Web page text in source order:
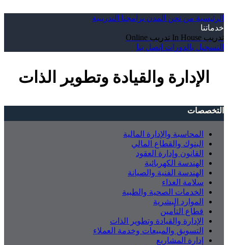
الرئيسية من نحن المدن برامجنا التدريبية
خدماتنا
تدريب In House
تدريب Online
التسجيل بالدورات إتصل بنا
الإدارة والقيادة وتطوير الذات
التخصصات
المحاسبة والإدارة المالية
البنوك والقطاع المالي
القانون وإدارة العقود
الهندسة الكهربائية
الهندسة الفنية والصيانة
سلامة الغذاء
الخدمات الصحية والطبية
الموارد البشرية
قطاع التأمين
الإدارة والقيادة وتطوير الذات
التسويق والمبيعات وخدمة العملاء
إدارة المشاريع